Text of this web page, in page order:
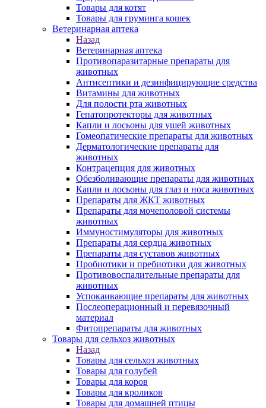
Товары для котят
Товары для груминга кошек
Ветеринарная аптека
Назад
Ветеринарная аптека
Противопаразитарные препараты для
животных
Антисептики и дезинфицирующие средства
Витамины для животных
Для полости рта животных
Гепатопротекторы для животных
Капли и лосьоны для ушей животных
Гомеопатические препараты для животных
Дерматологические препараты для
животных
Контрацепция для животных
Обезболивающие препараты для животных
Капли и лосьоны для глаз и носа животных
Препараты для ЖКТ животных
Препараты для мочеполовой системы
животных
Иммуностимуляторы для животных
Препараты для сердца животных
Препараты для суставов животных
Пробиотики и пребиотики для животных
Противовоспалительные препараты для
животных
Успокаивающие препараты для животных
Послеоперационный и перевязочный
материал
Фитопрепараты для животных
Товары для сельхоз животных
Назад
Товары для сельхоз животных
Товары для голубей
Товары для коров
Товары для кроликов
Товары для домашней птицы